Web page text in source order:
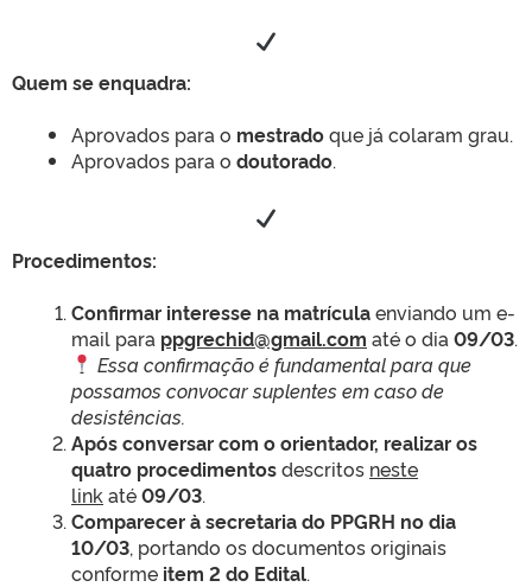
Quem se enquadra:
Aprovados para o mestradoque já colaram grau.
Aprovados para o doutorado.
Procedimentos:
Confirmar interesse na matrículaenviando um e-
mail para ppgrechid@gmail.com até o dia 09/03.
Essa confirmação é fundamental para que
possamos convocar suplentes em caso de
desistências.
Após conversar com o orientador, realizar os
quatro procedimentosdescritos neste
link até09/03.
Comparecer à secretaria do PPGRH no dia
10/03, portando os documentos originais
conforme item 2 do Edital.